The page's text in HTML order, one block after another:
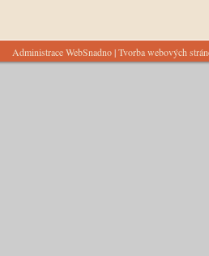
Administrace WebSnadno|Tvorba webových